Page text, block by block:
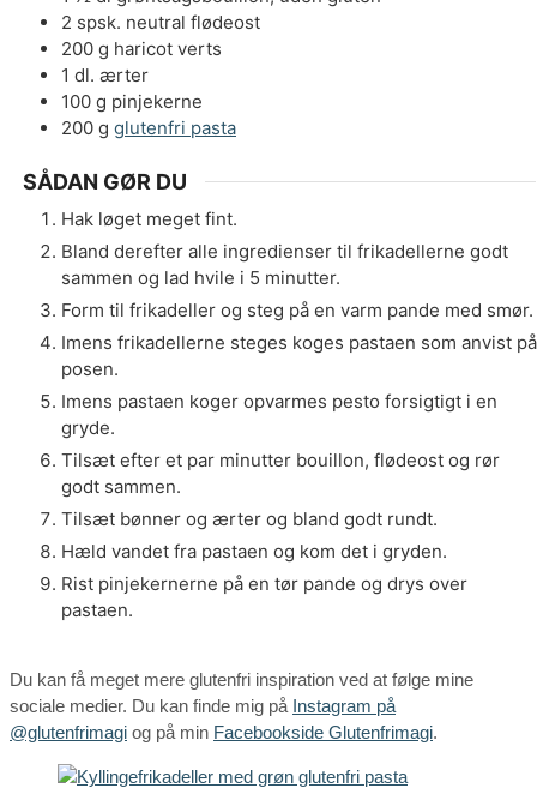
2 spsk. neutral flødeost
200 g haricot verts
1 dl. ærter
100 g pinjekerne
200 g glutenfri pasta
SÅDAN GØR DU
Hak løget meget fint.
Bland derefter alle ingredienser til frikadellerne godt
sammen og lad hvile i 5 minutter.
Form til frikadeller og steg på en varm pande med smør.
Imens frikadellerne steges koges pastaen som anvist på
posen.
Imens pastaen koger opvarmes pesto forsigtigt i en
gryde.
Tilsæt efter et par minutter bouillon, flødeost og rør
godt sammen.
Tilsæt bønner og ærter og bland godt rundt.
Hæld vandet fra pastaen og kom det i gryden.
Rist pinjekernerne på en tør pande og drys over
pastaen.
Du kan få meget mere glutenfri inspiration ved at følge mine
sociale medier. Du kan finde mig på Instagram på
@glutenfrimagi og på min Facebookside Glutenfrimagi.